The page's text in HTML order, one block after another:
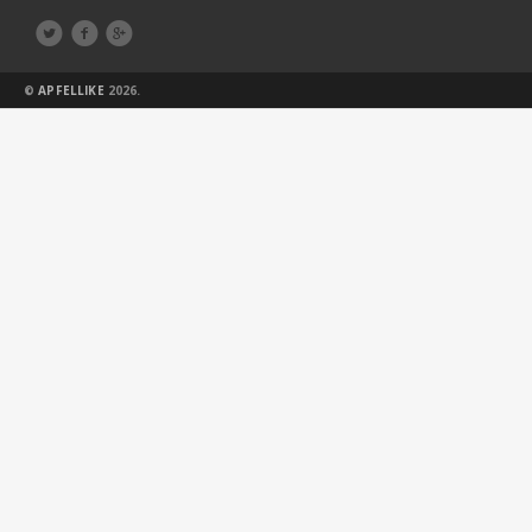
  
©APFELLIKE 2026.